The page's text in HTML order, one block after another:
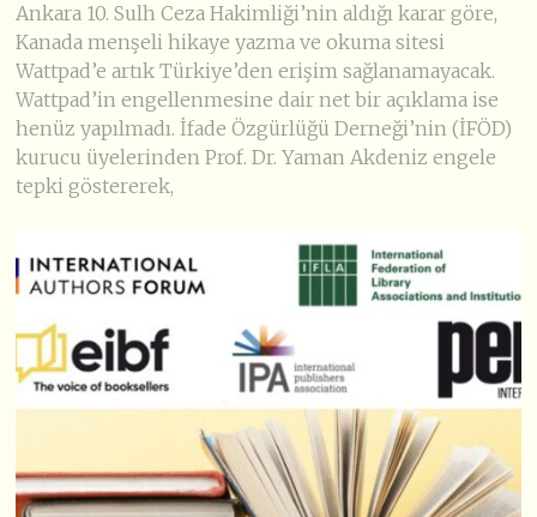
Ankara 10. Sulh Ceza Hakimliği’nin aldığı karar göre,
Kanada menşeli hikaye yazma ve okuma sitesi
Wattpad’e artık Türkiye’den erişim sağlanamayacak.
Wattpad’in engellenmesine dair net bir açıklama ise
henüz yapılmadı. İfade Özgürlüğü Derneği’nin (İFÖD)
kurucu üyelerinden Prof. Dr. Yaman Akdeniz engele
tepki göstererek,